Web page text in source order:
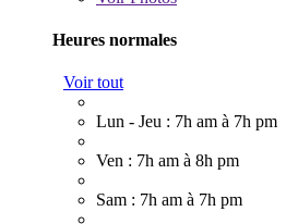
Heures normales
Voir tout
Lun - Jeu : 7h am à 7h pm
Ven : 7h am à 8h pm
Sam : 7h am à 7h pm